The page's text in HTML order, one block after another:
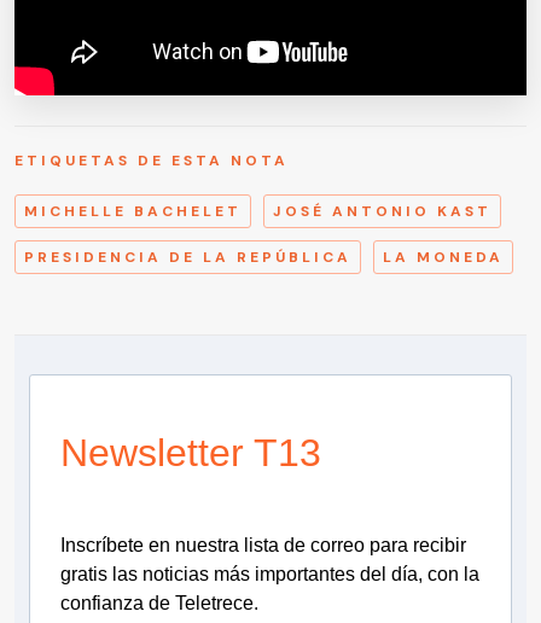
ETIQUETAS DE ESTA NOTA
MICHELLE BACHELET JOSÉ ANTONIO KAST
PRESIDENCIA DE LA REPÚBLICA LA MONEDA
Newsletter T13
Inscríbete en nuestra lista de correo para recibir
gratis las noticias más importantes del día, con la
confianza de Teletrece.